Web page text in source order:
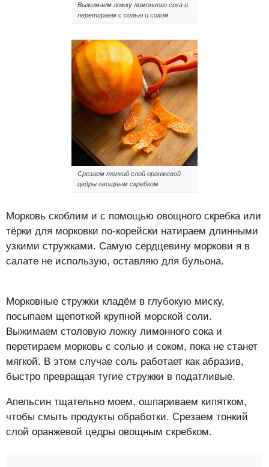
Выжимаем ложку лимонного сока и
перетираем с солью и соком
Срезаем тонкий слой оранжевой
цедры овощным скребком
Морковь скоблим и с помощью овощного скребка или
тёрки для морковки по-корейски натираем длинными
узкими стружками. Самую сердцевину моркови я в
салате не использую, оставляю для бульона.
Морковные стружки кладём в глубокую миску,
посыпаем щепоткой крупной морской соли.
Выжимаем столовую ложку лимонного сока и
перетираем морковь с солью и соком, пока не станет
мягкой. В этом случае соль работает как абразив,
быстро превращая тугие стружки в податливые.
Апельсин тщательно моем, ошпариваем кипятком,
чтобы смыть продукты обработки. Срезаем тонкий
слой оранжевой цедры овощным скребком.